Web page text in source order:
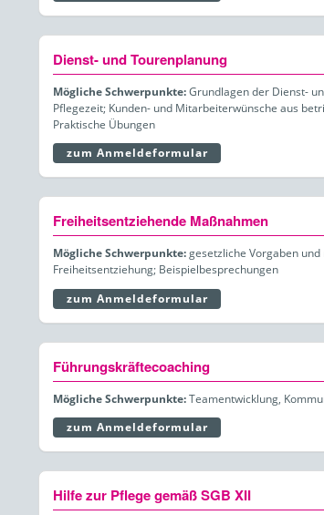
Dienst- und Tourenplanung
Mögliche Schwerpunkte:Grundlagen der Dienst-
Pflegezeit; Kunden- und Mitarbeiterwünsche aus
Praktische Übungen
zum Anmeldeformular
Freiheitsentziehende Maßnahmen
Mögliche Schwerpunkte:gesetzliche Vorgaben
Freiheitsentziehung; Beispielbesprechungen
zum Anmeldeformular
Führungskräftecoaching
Mögliche Schwerpunkte:Teamentwicklung,
zum Anmeldeformular
Hilfe zur Pflege gemäß SGB XII